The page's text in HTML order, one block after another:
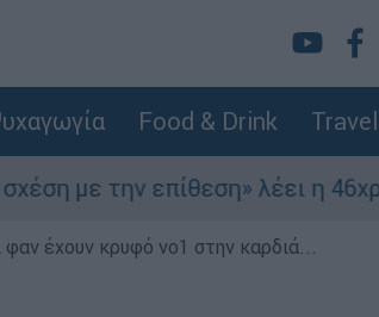
Food & Drink Travel
επίθεση» λέει η 46χρονη - Τι
έχουν κρυφό νο1 στην καρδιά...